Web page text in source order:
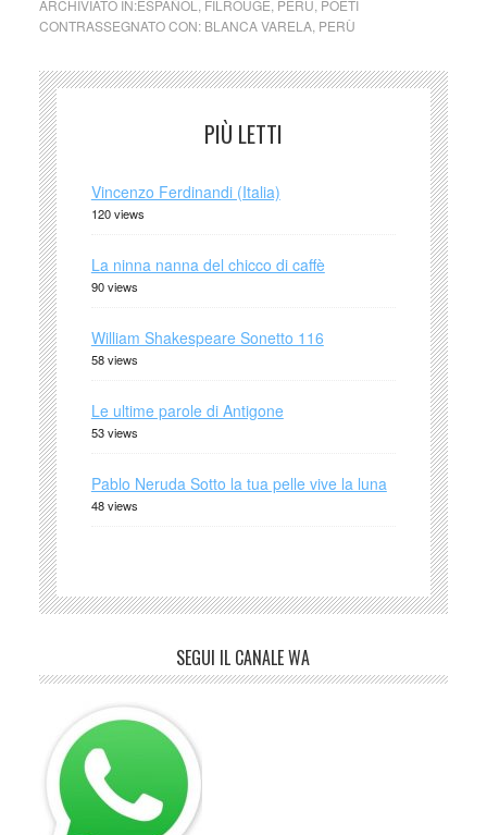
ARCHIVIATO IN:ESPAÑOL FILROUGE PERÙ POETI
CONTRASSEGNATO CON: BLANCA VARELA, PERÙ
PIÙ LETTI
Vincenzo Ferdinandi (Italia)
120 views
La ninna nanna del chicco di caffè
90 views
William Shakespeare Sonetto 116
58 views
Le ultime parole di Antigone
53 views
Pablo Neruda Sotto la tua pelle vive la luna
48 views
SEGUI IL CANALE WA